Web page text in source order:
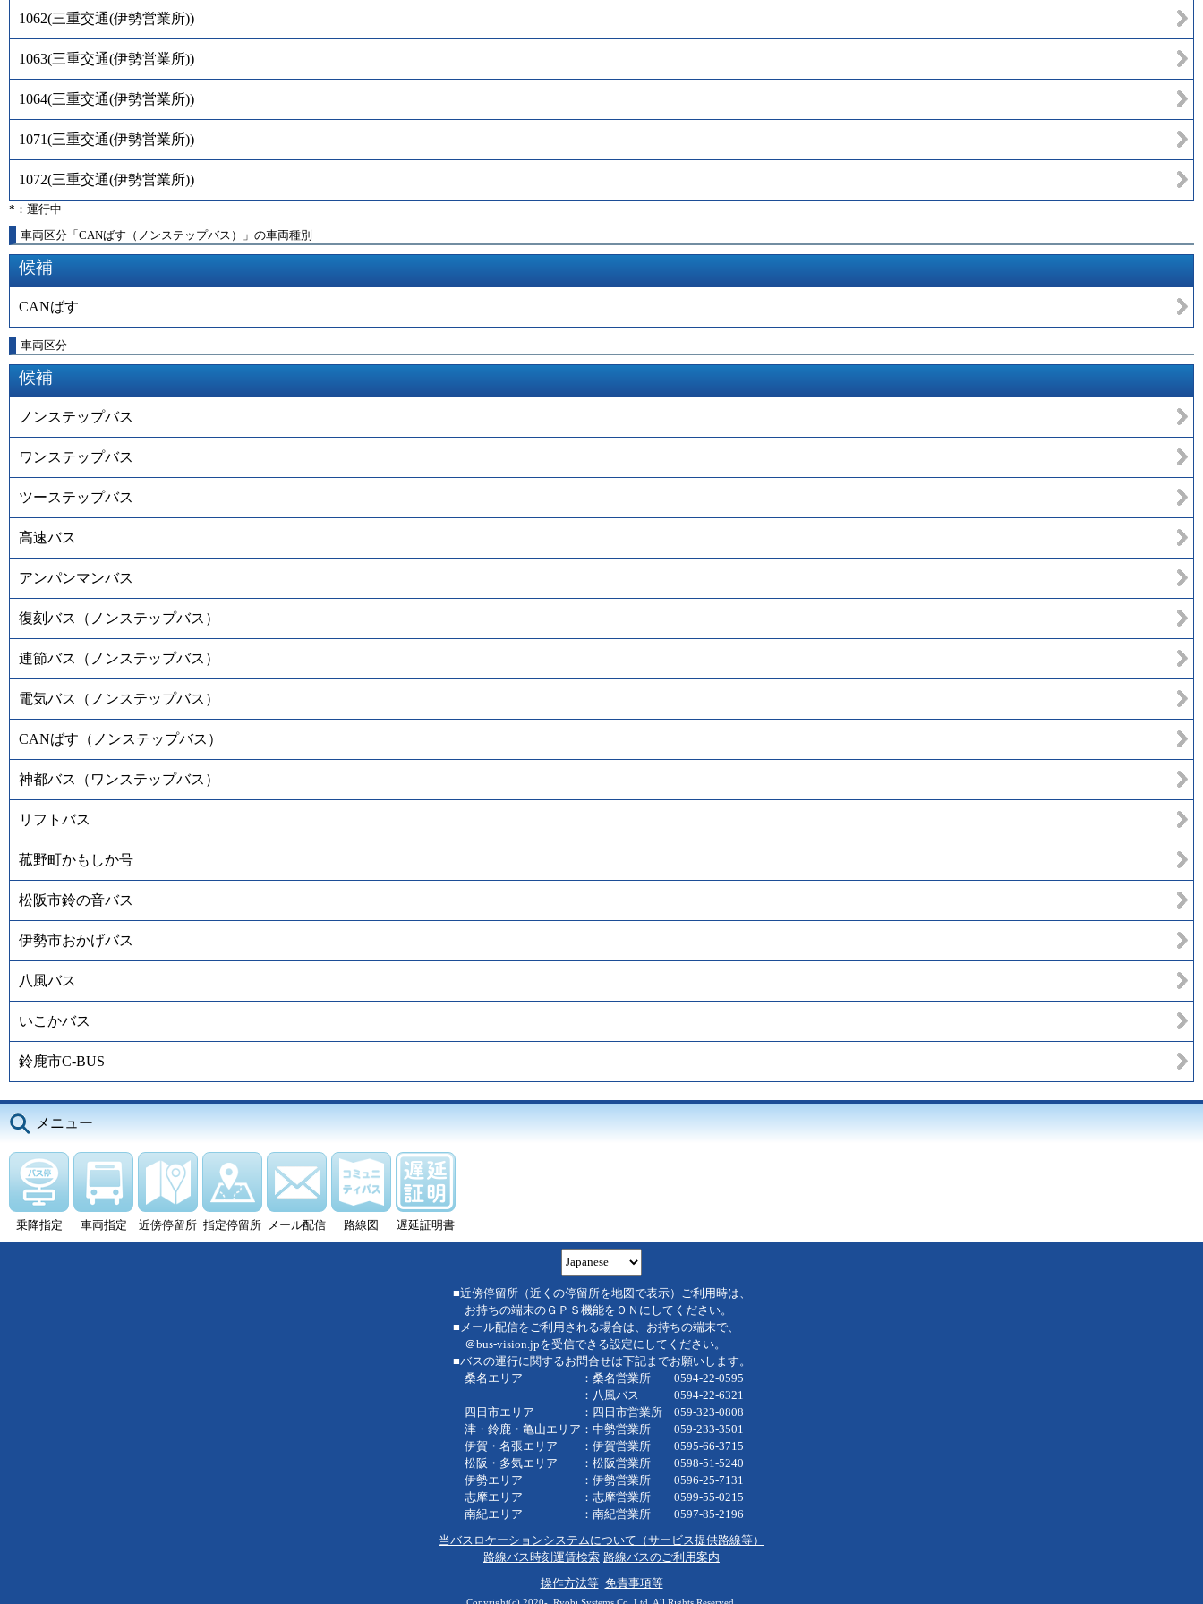
1062(三重交通(伊勢営業所))
1063(三重交通(伊勢営業所))
1064(三重交通(伊勢営業所))
1071(三重交通(伊勢営業所))
1072(三重交通(伊勢営業所))
*：運行中
車両区分「CANばす（ノンステップバス）」の車両種別
候補
CANばす
車両区分
候補
ノンステップバス
ワンステップバス
ツーステップバス
高速バス
アンパンマンバス
復刻バス（ノンステップバス）
連節バス（ノンステップバス）
電気バス（ノンステップバス）
CANばす（ノンステップバス）
神都バス（ワンステップバス）
リフトバス
菰野町かもしか号
松阪市鈴の音バス
伊勢市おかげバス
八風バス
いこかバス
鈴鹿市C-BUS
メニュー
乗降指定 車両指定 近傍停留所 指定停留所 メール配信 路線図 遅延証明書
■近傍停留所（近くの停留所を地図で表示）ご利用時は、
お持ちの端末のＧＰＳ機能をＯＮにしてください。
■メール配信をご利用される場合は、お持ちの端末で、
＠bus-vision.jpを受信できる設定にしてください。
■バスの運行に関するお問合せは下記までお願いします。
桑名エリア ：桑名営業所 0594-22-0595
：八風バス 0594-22-6321
四日市エリア ：四日市営業所 059-323-0808
津・鈴鹿・亀山エリア：中勢営業所 059-233-3501
伊賀・名張エリア ：伊賀営業所 0595-66-3715
松阪・多気エリア ：松阪営業所 0598-51-5240
伊勢エリア ：伊勢営業所 0596-25-7131
志摩エリア ：志摩営業所 0599-55-0215
南紀エリア ：南紀営業所 0597-85-2196
当バスロケーションシステムについて（サービス提供路線等）
路線バス時刻運賃検索 路線バスのご利用案内
操作方法等 免責事項等